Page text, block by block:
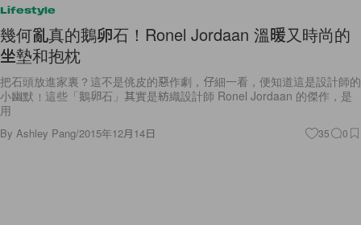
Lifestyle
幾何亂真的鵝卵石！Ronel Jordaan 溫暖又時尚的
坐墊和抱枕
把石頭放進家裏？這不是佻皮的惡作劇，仔細一看，便知道這是設計師的
小幽默﹗這些「鵝卵石」其實是紡織設計師 Ronel Jordaan 的傑作，是
用
By Ashley Pang/2015年12月14日 35 0